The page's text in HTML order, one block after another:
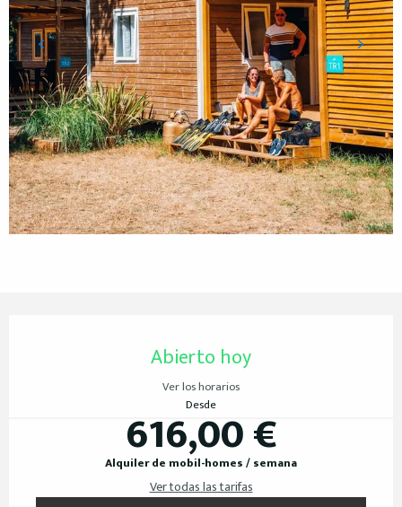
Abierto hoy
Ver los horarios
Desde
616,00 €
Alquiler de mobil-homes / semana
Ver todas las tarifas